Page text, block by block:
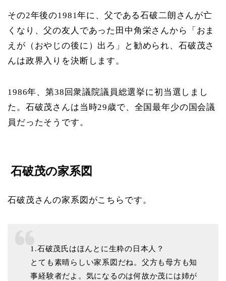
その2年後の1981年に、父である石破二朗さんが亡
くなり、父の友人であった田中角栄さんから「おま
えが（おやじの後に）出ろ」と勧められ、石破茂さ
んは政界入りを決断します。
1986年、第38回衆議院議員総選挙に初当選しまし
た。石破茂さんは当時29歳で、全国最年少の国会議
員だったそうです。
石破茂の家系図
石破茂さんの家系図がこちらです。
1.石破茂氏はほんとに生粋の日本人？
とても素晴らしい家系図だね。父方も母方も知
事経験者だよ。気になるのは何故か茂には姉が